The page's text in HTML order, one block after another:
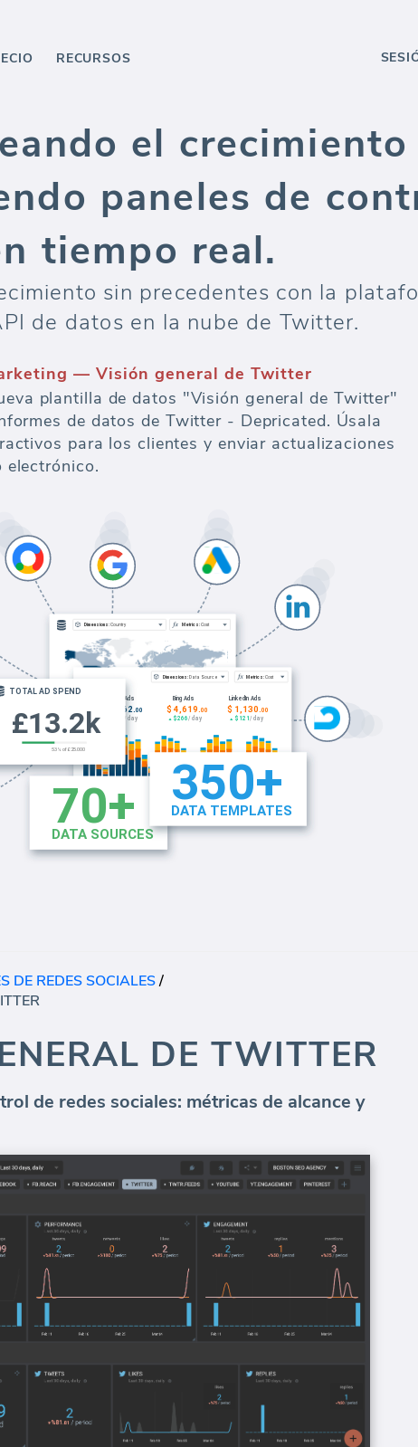
RECURSOS
el
paneles de
tiempo real.
sin precedentes con la
de datos en la nube de Twitter.
— Visión general de Twitter
plantilla de datos "Visión general de Twitter"
de datos de Twitter - Depricated. Úsala
para los clientes y enviar actualizaciones
electrónico.
DE REDES SOCIALES/
DE TWITTER
de redes sociales: métricas de alcance y